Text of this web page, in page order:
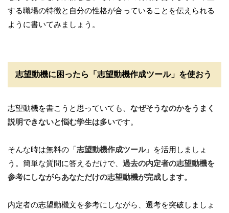
する職場の特徴と自分の性格が合っていることを伝えられる
ように書いてみましょう。
志望動機に困ったら「志望動機作成ツール」を使おう
志望動機を書こうと思っていても、 なぜそうなのかをうまく
説明できないと悩む学生は多いです。
そんな時は無料の「志望動機作成ツール」を活用しましょ
う。簡単な質問に答えるだけで、 過去の内定者の志望動機を
参考にしながらあなただけの志望動機が完成します。
内定者の志望動機文を参考にしながら、選考を突破しましょ